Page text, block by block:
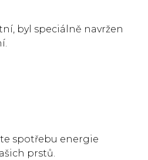
byl speciálně navržen
spotřebu energie
prstů.